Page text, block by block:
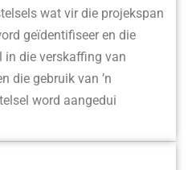
wat vir die projekspan
geïdentifiseer en die
in die verskaffing van
die gebruik van ’n
word aangedui